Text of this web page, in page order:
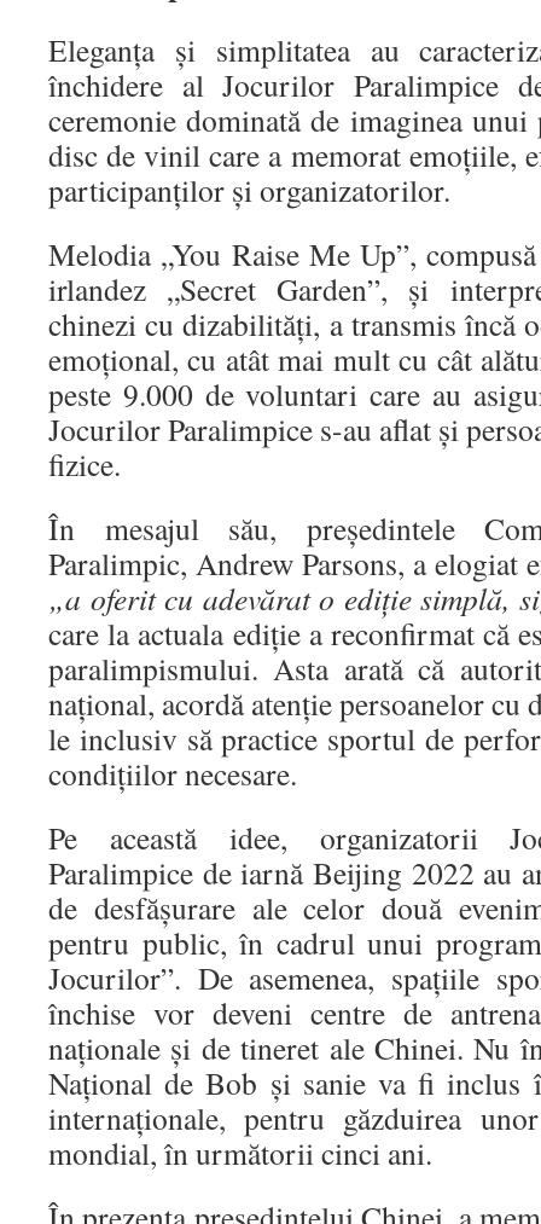
Eleganța și simplitatea au
închidere al Jocurilor Paralimpice
ceremonie dominată de imaginea
disc de vinil care a memorat emoțiile,
participanților și organizatorilor.
Melodia „You Raise Me Up”,
irlandez „Secret Garden”, și
chinezi cu dizabilități, a transmis încă
emoțional, cu atât mai mult cu cât
peste 9.000 de voluntari care au
Jocurilor Paralimpice s-au aflat și
fizice.
În mesajul său, președintele
Paralimpic, Andrew Parsons, a elogiat
„a oferit cu adevărat o ediție simplă,
care la actuala ediție a reconfirmat că
paralimpismului. Asta arată că
național, acordă atenție persoanelor
le inclusiv să practice sportul de
condițiilor necesare.
Pe această idee, organizatorii
Paralimpice de iarnă Beijing 2022 au
de desfășurare ale celor două
pentru public, în cadrul unui
Jocurilor”. De asemenea, spațiile
închise vor deveni centre de
naționale și de tineret ale Chinei. Nu
Național de Bob și sanie va fi
internaționale, pentru găzduirea
mondial, în următorii cinci ani.